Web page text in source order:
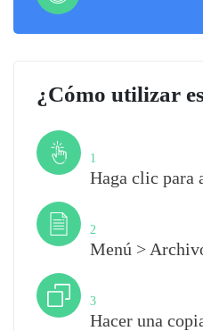
¿Cómo utilizar
1
Haga clic
2
Menú >
3
Hacer una